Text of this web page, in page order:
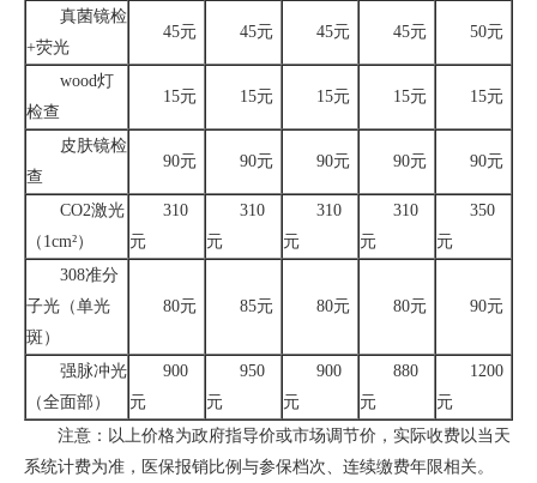
真菌镜检
+荧光
45元 45元 45元 45元 50元
wood灯
检查
15元 15元 15元 15元 15元
皮肤镜检
查
90元 90元 90元 90元 90元
CO2激光
（1cm²）
310
元
310
元
310
元
310
元
350
元
308准分
子光（单光
斑）
80元 85元 80元 80元 90元
强脉冲光
（全面部）
900
元
950
元
900
元
880
元
1200
元
注意：以上价格为政府指导价或市场调节价，实际收费以当天
系统计费为准，医保报销比例与参保档次、连续缴费年限相关。